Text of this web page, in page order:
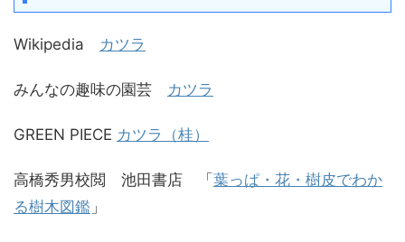
Wikipedia カツラ
みんなの趣味の園芸 カツラ
GREEN PIECE カツラ（桂）
高橋秀男校閲 池田書店 「 葉っぱ・花・樹皮でわか
る樹木図鑑 」